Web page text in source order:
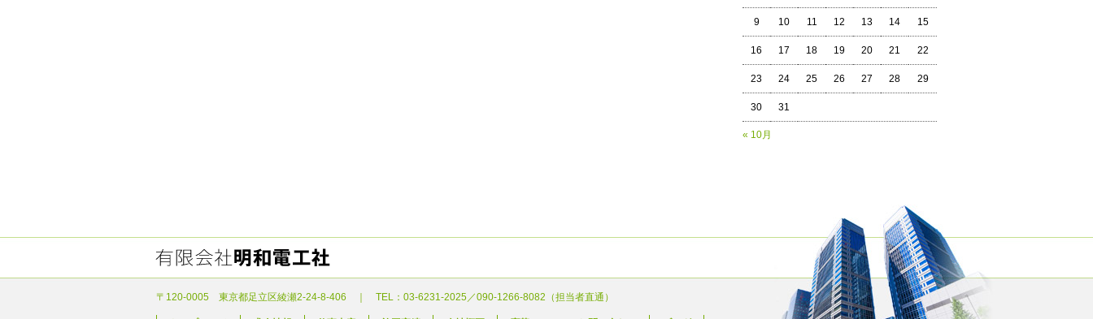
« 10月
9 10 11 12 13 14 15
16 17 18 19 20 21 22
23 24 25 26 27 28 29
30 31
〒120-0005 東京都足立区綾瀬2-24-8-406 ｜ TEL：03-6231-2025／090-1266-8082（担当者直通）